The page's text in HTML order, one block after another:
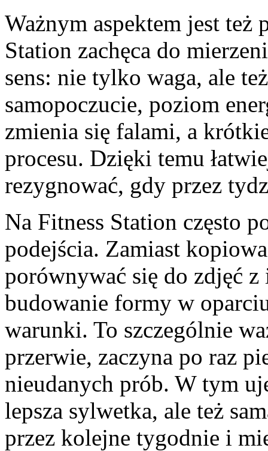
Ważnym aspektem jest też
Station zachęca do
sens: nie tylko waga, ale
samopoczucie, poziom
zmienia się falami, a
procesu. Dzięki temu
rezygnować, gdy przez
Na Fitness Station często
podejścia. Zamiast
porównywać się do zdjęć
budowanie formy w
warunki. To szczególnie
przerwie, zaczyna po raz
nieudanych prób. W tym
lepsza sylwetka, ale też
przez kolejne tygodnie i